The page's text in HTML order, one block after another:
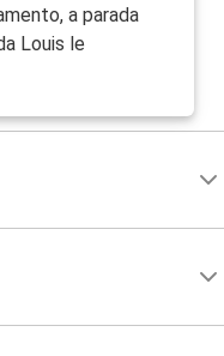
a parada
Louis le